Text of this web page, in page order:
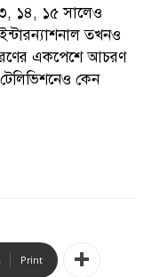
১৪, ১৫ সালেও
তখনও
একপেশে আচরণ
কেন
Print